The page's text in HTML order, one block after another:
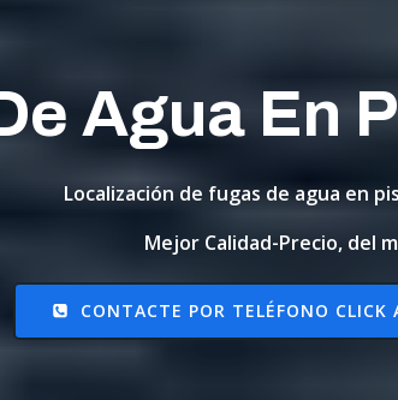
Agua En
Localización de fugas de agua en
Mejor Calidad-Precio, del
CONTACTE POR TELÉFONO